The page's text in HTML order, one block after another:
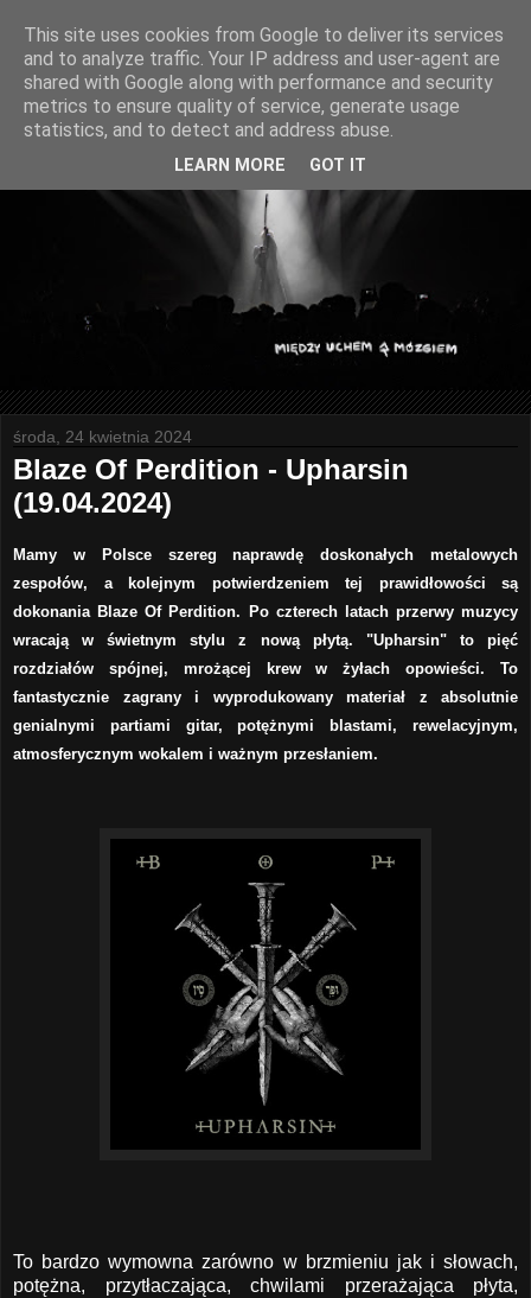
środa, 24 kwietnia 2024
Blaze Of Perdition - Upharsin
(19.04.2024)
Mamy w Polsce szereg naprawdę doskonałych metalowych
zespołów, a kolejnym potwierdzeniem tej prawidłowości są
dokonania Blaze Of Perdition. Po czterech latach przerwy muzycy
wracają w świetnym stylu z nową płytą. "Upharsin" to pięć
rozdziałów spójnej, mrożącej krew w żyłach opowieści. To
fantastycznie zagrany i wyprodukowany materiał z absolutnie
genialnymi partiami gitar, potężnymi blastami, rewelacyjnym,
atmosferycznym wokalem i ważnym przesłaniem.
To bardzo wymowna zarówno w brzmieniu jak i słowach,
potężna, przytłaczająca, chwilami przerażająca płyta,
This site uses cookies from Google to deliver its services
and to analyze traffic. Your IP address and user-agent are
shared with Google along with performance and security
metrics to ensure quality of service, generate usage
statistics, and to detect and address abuse.
LEARN MORE GOT IT